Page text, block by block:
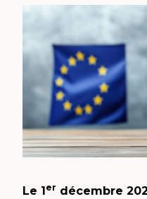
Le 1er décembre